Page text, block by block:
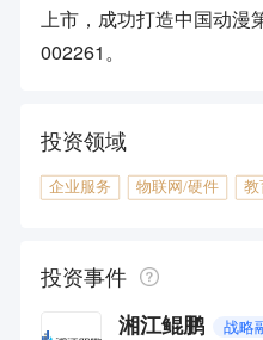
上市，成功打造中国动漫
002261。
投资领域
企业服务 物联网/硬件 教
投资事件
湘江鲲鹏 战略